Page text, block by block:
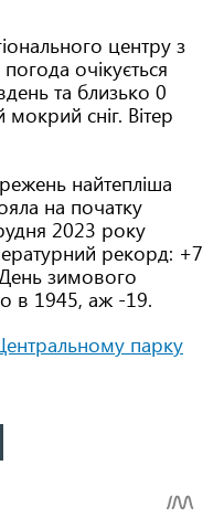
центру з
очікується
та близько 0
сніг. Вітер
найтепліша
на початку
2023 року
рекорд: +7
зимового
в 1945, аж -19.
парку